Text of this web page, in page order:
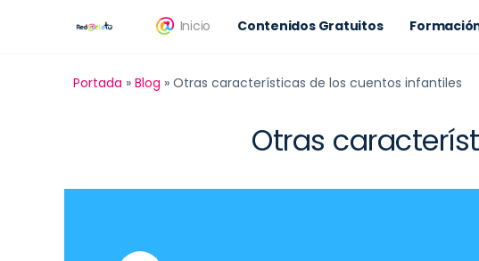
Inicio Contenidos Gratuitos
Portada » Blog » Otras características de los cuentos infantiles
Otras